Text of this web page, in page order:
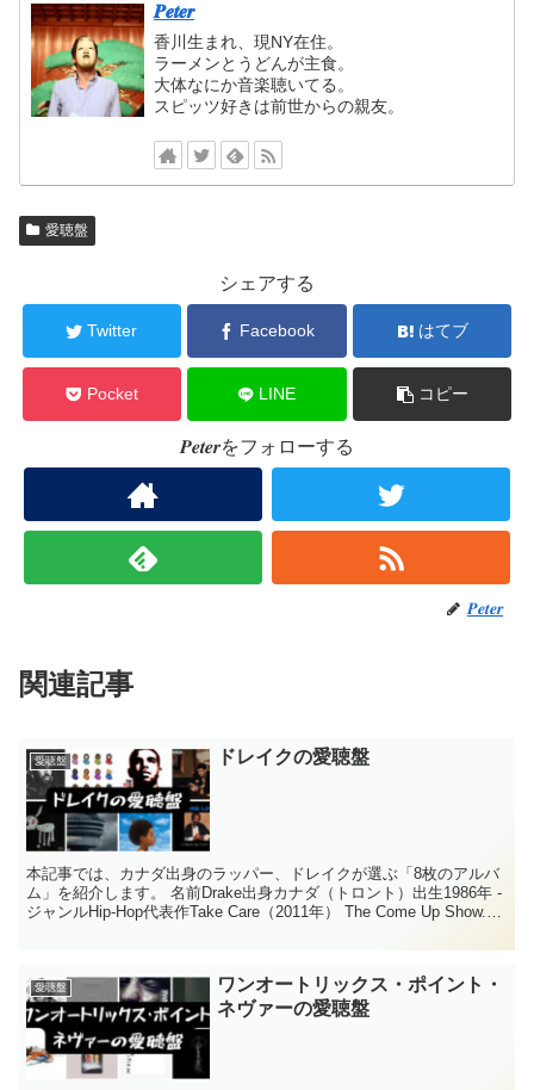
𝑷𝒆𝒕𝒆𝒓
香川生まれ、現NY在住。
ラーメンとうどんが主食。
大体なにか音楽聴いてる。
スピッツ好きは前世からの親友。
愛聴盤
シェアする
Twitter Facebook はてブ
Pocket LINE コピー
𝑷𝒆𝒕𝒆𝒓をフォローする
𝑷𝒆𝒕𝒆𝒓
関連記事
愛聴盤 ドレイクの愛聴盤
本記事では、カナダ出身のラッパー、ドレイクが選ぶ「8枚のアルバ
ム」を紹介します。 名前Drake出身カナダ（トロント）出生1986年 -
ジャンルHip-Hop代表作Take Care（2011年） The Come Up Show.
愛聴盤
ワンオートリックス・ポイント・
ネヴァーの愛聴盤